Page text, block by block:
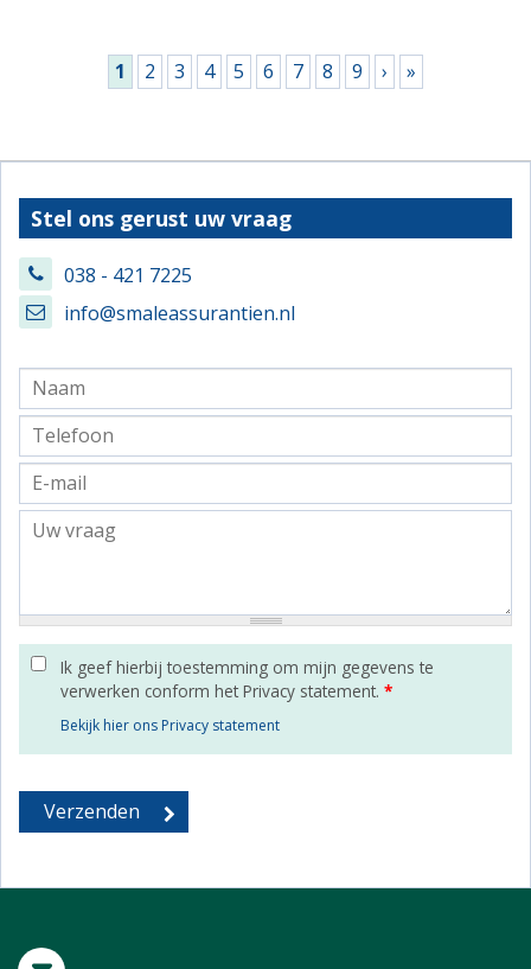
1 2 3 4 5 6 7 8 9 › »
Stel ons gerust uw vraag
038 - 421 7225
info@smaleassurantien.nl
Ik geef hierbij toestemming om mijn gegevens te
verwerken conform het Privacy statement. *
Bekijk hier ons Privacy statement